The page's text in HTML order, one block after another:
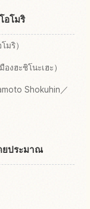
อโมริ
มริ）
งฮะชิโนะเฮะ）
Shokuhin／
ยประมาณ